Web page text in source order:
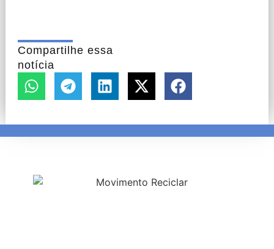
Compartilhe essa
notícia